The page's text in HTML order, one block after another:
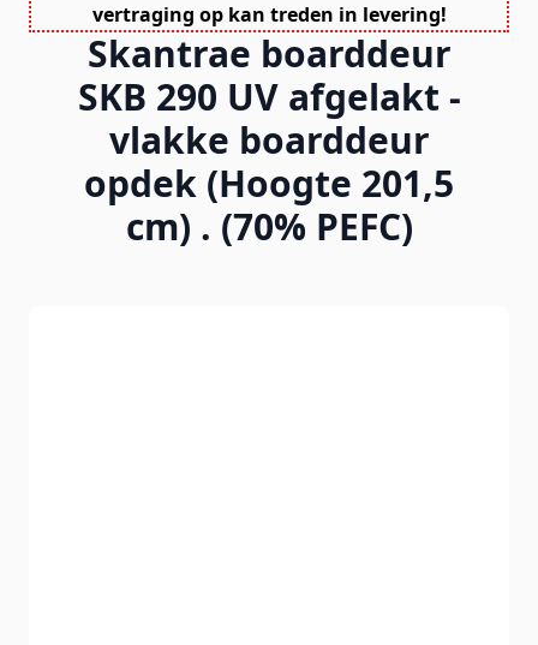
vertraging op kan treden in levering!
Skantrae boarddeur
SKB 290 UV afgelakt -
vlakke boarddeur
opdek (Hoogte 201,5
cm) . (70% PEFC)